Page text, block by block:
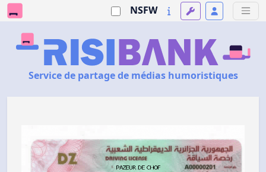
NSFW
Service de partage de médias humoristiques